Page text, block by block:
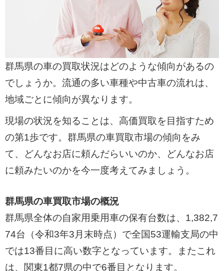
群馬県の車の買取状況はどのような傾向があるの
でしょうか。流通の多い車種や中古車の流れは、
地域ごとに傾向が異なります。
現場の状況を知ることは、高価買取を目指すため
の第1歩です。群馬県の車買取市場の傾向をみ
て、どんなお店に頼んだらいいのか、どんなお店
に頼みたいのかを今一度考えてみましょう。
群馬県の車買取市場の概況
群馬県全体の自家用乗用車の保有台数は、1,382,7
74台（令和3年3月末時点）で全国53運輸支局の中
では13番目に高い数字となっています。またこれ
は、関東1都7県の中で6番目となります。